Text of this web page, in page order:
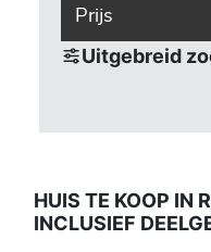
Prijs
Uitgebreid
HUIS TE KOOP IN
INCLUSIEF